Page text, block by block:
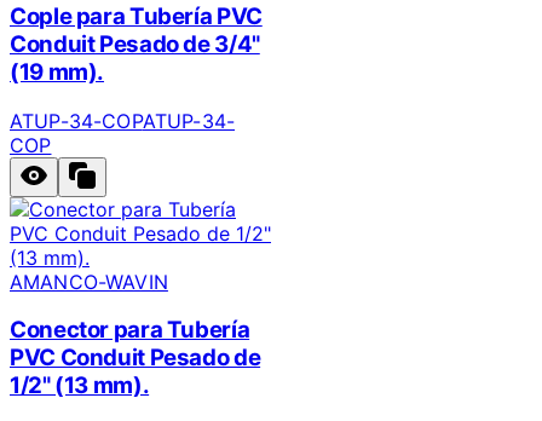
Cople para Tubería PVC
Conduit Pesado de 3/4"
(19 mm).
ATUP-34-COPATUP-34-
COP
AMANCO-WAVIN
Conector para Tubería
PVC Conduit Pesado de
1/2" (13 mm).